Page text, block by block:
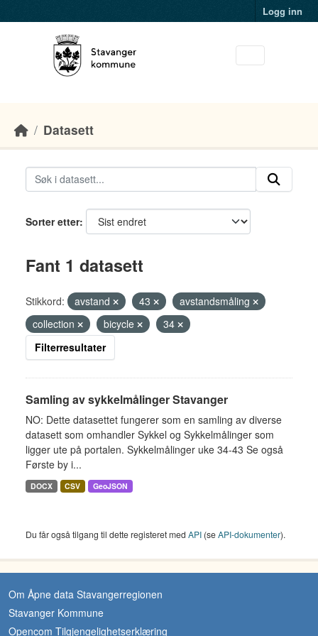
Logg inn
Datasett
Sorter etter
Fant 1 datasett
Stikkord: avstand 43
avstandsmåling
collection
bicycle
34
Filterresultater
Samling av sykkelmålinger Stavanger
NO: Dette datasettet fungerer som en samling av diverse
datasett som omhandler Sykkel og Sykkelmålinger som
ligger ute på portalen. Sykkelmålinger uke 34-43 Se også
Første by i...
DOCX CSV GeoJSON
Du får også tilgang til dette registeret med API (seAPI-dokumenter).
Om Åpne data Stavangerregionen
Stavanger Kommune
Opencom Tilgjengelighetserklæring